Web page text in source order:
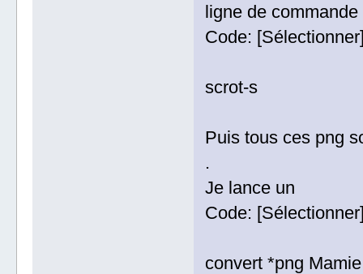
ligne de commande
Code:
scrot-s
Puis tous ces png
.
Je lance un
Code:
convert *png